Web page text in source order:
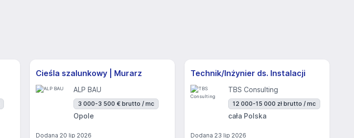
Cieśla szalunkowy | Murarz
ALP BAU
3 000-3 500 € brutto / mc
Opole
Dodana 20 lip 2026
Technik/Inżynier ds. Instalacji
TBS Consulting
12 000-15 000 zł brutto / mc
cała Polska
Dodana 23 lip 2026